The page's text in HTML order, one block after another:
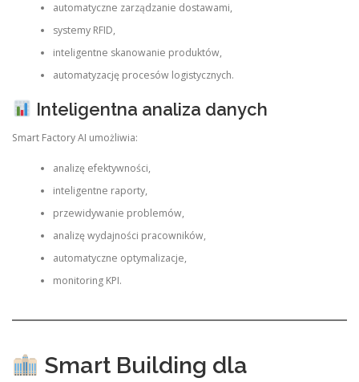
automatyczne zarządzanie dostawami,
systemy RFID,
inteligentne skanowanie produktów,
automatyzację procesów logistycznych.
Inteligentna analiza danych
Smart Factory AI umożliwia:
analizę efektywności,
inteligentne raporty,
przewidywanie problemów,
analizę wydajności pracowników,
automatyczne optymalizacje,
monitoring KPI.
Smart Building dla